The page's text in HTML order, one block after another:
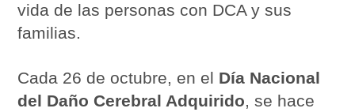
vida de las personas con DCA y sus
familias.
Cada 26 de octubre, en el Día Nacional
del Daño Cerebral Adquirido, se hace